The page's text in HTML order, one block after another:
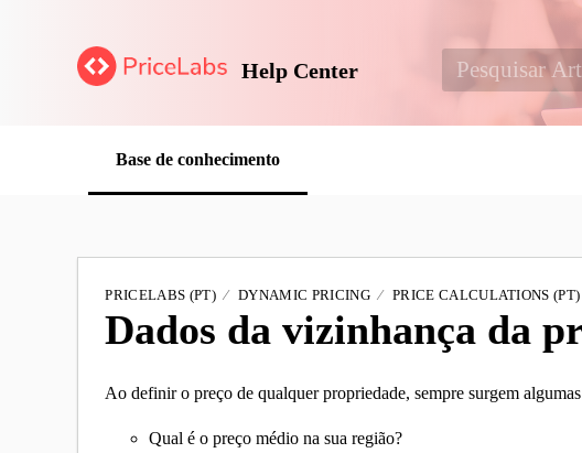
Help Center
Base de conhecimento
PRICELABS (PT) DYNAMIC PRICING PRICE CALCULATIONS (PT)
Dados da vizinhança da
Ao definir o preço de qualquer propriedade, sempre surgem
Qual é o preço médio na sua região?